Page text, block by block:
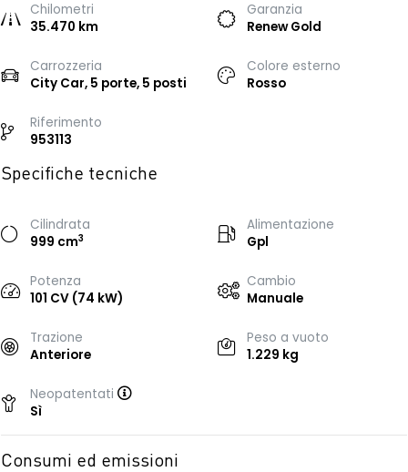
Chilometri
35.470 km
Garanzia
Renew Gold
Carrozzeria
City Car, 5 porte, 5 posti
Colore esterno
Rosso
Riferimento
953113
Specifiche tecniche
Cilindrata
999 cm3
Alimentazione
Gpl
Potenza
101 CV (74 kW)
Cambio
Manuale
Trazione
Anteriore
Peso a vuoto
1.229 kg
Neopatentati
Sì
Consumi ed emissioni